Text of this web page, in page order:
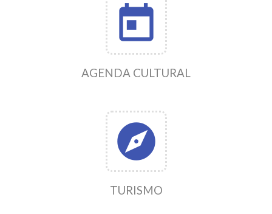
today
AGENDA CULTURAL
explore
TURISMO